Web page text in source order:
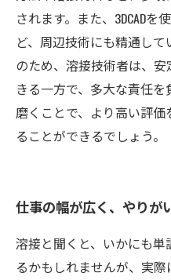
されます。また、3DCAD
ど、周辺技術にも精通し
のため、溶接技術者は、
きる一方で、多大な責任
磨くことで、より高い評
ることができるでしょう。
仕事の幅が広く、やりが
溶接と聞くと、いかにも
るかもしれませんが、実